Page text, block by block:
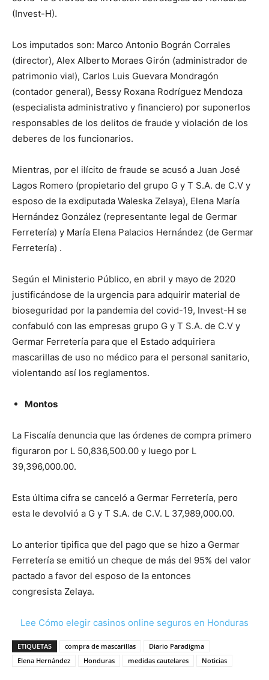
(Invest-H).
Los imputados son: Marco Antonio Bográn Corrales
(director), Alex Alberto Moraes Girón (administrador de
patrimonio vial), Carlos Luis Guevara Mondragón
(contador general), Bessy Roxana Rodríguez Mendoza
(especialista administrativo y financiero) por suponerlos
responsables de los delitos de fraude y violación de los
deberes de los funcionarios.
Mientras, por el ilícito de fraude se acusó a Juan José
Lagos Romero (propietario del grupo G y T S.A. de C.V y
esposo de la exdiputada Waleska Zelaya), Elena María
Hernández González (representante legal de Germar
Ferretería) y María Elena Palacios Hernández (de Germar
Ferretería) .
Según el Ministerio Público, en abril y mayo de 2020
justificándose de la urgencia para adquirir material de
bioseguridad por la pandemia del covid-19, Invest-H se
confabuló con las empresas grupo G y T S.A. de C.V y
Germar Ferretería para que el Estado adquiriera
mascarillas de uso no médico para el personal sanitario,
violentando así los reglamentos.
Montos
La Fiscalía denuncia que las órdenes de compra primero
figuraron por L 50,836,500.00 y luego por L
39,396,000.00.
Esta última cifra se canceló a Germar Ferretería, pero
esta le devolvió a G y T S.A. de C.V. L 37,989,000.00.
Lo anterior tipifica que del pago que se hizo a Germar
Ferretería se emitió un cheque de más del 95% del valor
pactado a favor del esposo de la entonces
congresista Zelaya.
Lee Cómo elegir casinos online seguros en Honduras
ETIQUETAS compra de mascarillas
Diario Paradigma
Elena Hernández
Honduras medidas cautelares Noticias